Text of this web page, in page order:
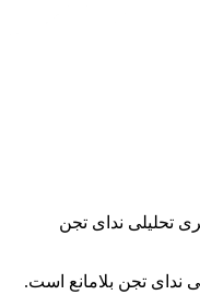
تحلیلی ندای تجن
ندای تجن بلامانع است.